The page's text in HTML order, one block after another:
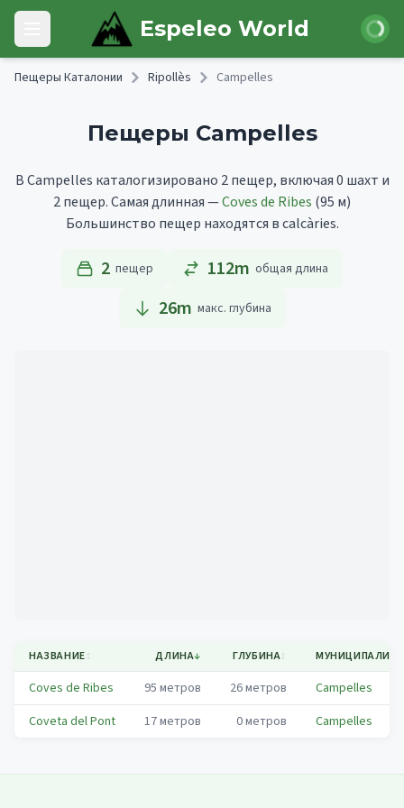
Skip to main content
Open main menu Espeleo World Войти
Пещеры Каталонии Ripollès Campelles
Пещеры Campelles
В Campelles каталогизировано 2 пещер, включая 0 шахт и
2 пещер.Самая длинная —Coves de Ribes (95 м)
Большинство пещер находятся в calcàries.
2 пещер 112m общая длина
26m макс. глубина
НАЗВАНИЕ↕ ДЛИНА↓ ГЛУБИНА↕
Coves de Ribes 95 метров 26метров
Campelles
Coveta del Pont
17метров 0метров Campelles